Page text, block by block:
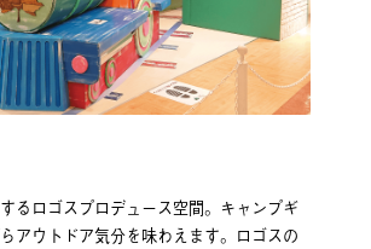
るロゴスプロデュース空間。キャンプギ
アウトドア気分を味わえます。ロゴスの